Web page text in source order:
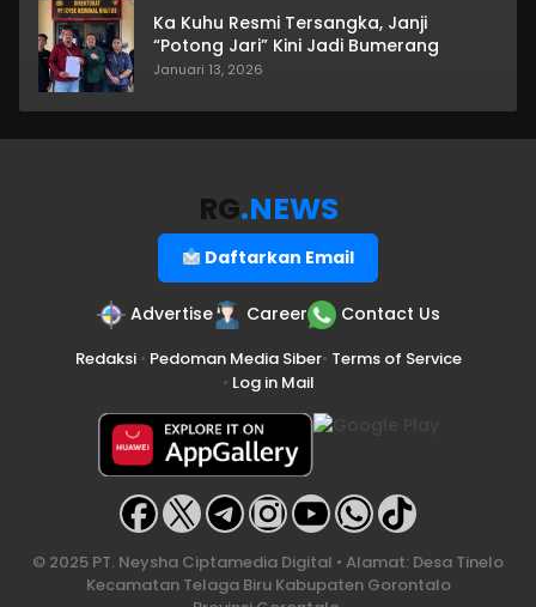
Ka Kuhu Resmi Tersangka, Janji
“Potong Jari” Kini Jadi Bumerang
Januari 13, 2026
RG.NEWS
Daftarkan Email
Advertise Career Contact Us
Redaksi• Pedoman Media Siber• Terms of Service
• Log in Mail
© 2025 PT. Neysha Ciptamedia Digital • Alamat: Desa Tinelo
Kecamatan Telaga Biru Kabupaten Gorontalo